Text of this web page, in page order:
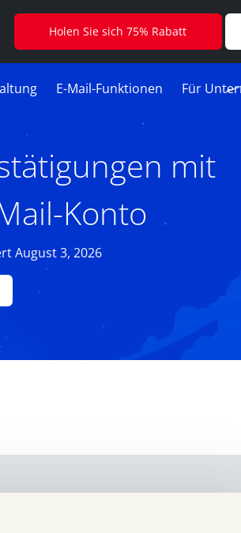
E-Mail-Funktionen Für
mit
Konto
August 3, 2026
Holen Sie sich 75% Rabatt